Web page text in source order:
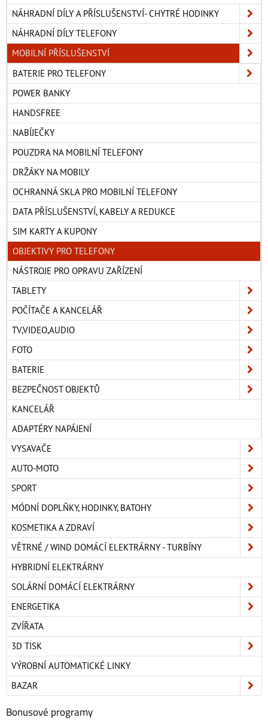
NÁHRADNÍ DÍLY A PŘÍSLUŠENSTVÍ- CHYTRÉ HODINKY
NÁHRADNÍ DÍLY TELEFONY
MOBILNÍ PŘÍSLUŠENSTVÍ
BATERIE PRO TELEFONY
POWER BANKY
HANDSFREE
NABÍJEČKY
POUZDRA NA MOBILNÍ TELEFONY
DRŽÁKY NA MOBILY
OCHRANNÁ SKLA PRO MOBILNÍ TELEFONY
DATA PŘÍSLUŠENSTVÍ, KABELY A REDUKCE
SIM KARTY A KUPONY
OBJEKTIVY PRO TELEFONY
NÁSTROJE PRO OPRAVU ZAŘÍZENÍ
TABLETY
POČÍTAČE A KANCELÁŘ
TV,VIDEO,AUDIO
FOTO
BATERIE
BEZPEČNOST OBJEKTŮ
KANCELÁŘ
ADAPTÉRY NAPÁJENÍ
VYSAVAČE
AUTO-MOTO
SPORT
MÓDNÍ DOPLŇKY, HODINKY, BATOHY
KOSMETIKA A ZDRAVÍ
VĚTRNÉ / WIND DOMÁCÍ ELEKTRÁRNY - TURBÍNY
HYBRIDNÍ ELEKTRÁRNY
SOLÁRNÍ DOMÁCÍ ELEKTRÁRNY
ENERGETIKA
ZVÍŘATA
3D TISK
VÝROBNÍ AUTOMATICKÉ LINKY
BAZAR
Bonusové programy